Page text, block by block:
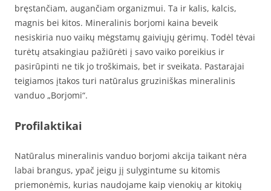
bręstančiam, augančiam organizmui. Ta ir kalis, kalcis,
magnis bei kitos. Mineralinis borjomi kaina beveik
nesiskiria nuo vaikų mėgstamų gaiviųjų gėrimų. Todėl tėvai
turėtų atsakingiau pažiūrėti į savo vaiko poreikius ir
pasirūpinti ne tik jo troškimais, bet ir sveikata. Pastarajai
teigiamos įtakos turi natūralus gruziniškas mineralinis
vanduo „Borjomi“.
Profilaktikai
Natūralus mineralinis vanduo borjomi akcija taikant nėra
labai brangus, ypač jeigu jį sulygintume su kitomis
priemonėmis, kurias naudojame kaip vienokių ar kitokių